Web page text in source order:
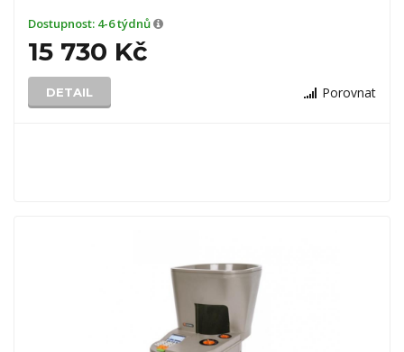
Dostupnost: 4-6 týdnů
15 730 Kč
DETAIL Porovnat